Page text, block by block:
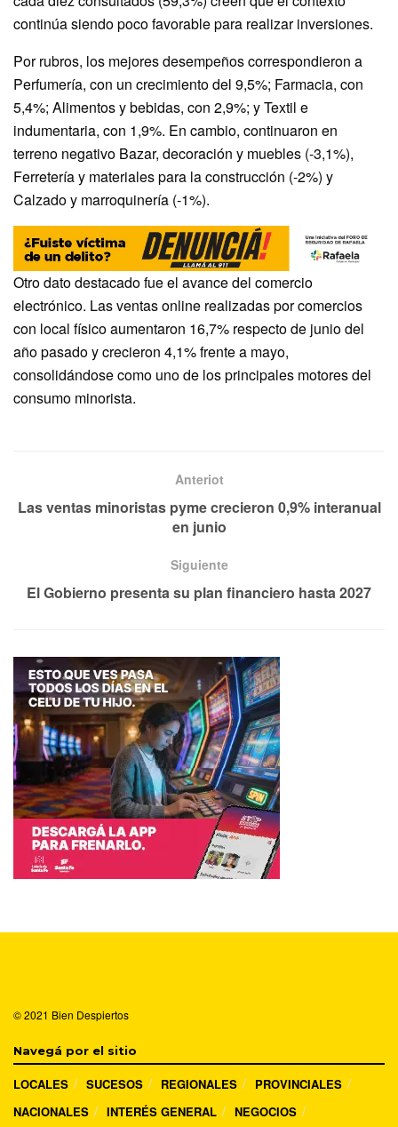
continúa siendo poco favorable para realizar inversiones.
Por rubros, los mejores desempeños correspondieron a
Perfumería, con un crecimiento del 9,5%; Farmacia, con
5,4%; Alimentos y bebidas, con 2,9%; y Textil e
indumentaria, con 1,9%. En cambio, continuaron en
terreno negativo Bazar, decoración y muebles (-3,1%),
Ferretería y materiales para la construcción (-2%) y
Calzado y marroquinería (-1%).
Otro dato destacado fue el avance del comercio
electrónico. Las ventas online realizadas por comercios
con local físico aumentaron 16,7% respecto de junio del
año pasado y crecieron 4,1% frente a mayo,
consolidándose como uno de los principales motores del
consumo minorista.
Anteriot
Las ventas minoristas pyme crecieron 0,9% interanual
en junio
Siguiente
El Gobierno presenta su plan financiero hasta 2027
© 2021 Bien Despiertos
Navegá por el sitio
LOCALES SUCESOS REGIONALES
PROVINCIALES
NACIONALES
INTERÉS GENERAL NEGOCIOS